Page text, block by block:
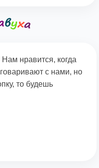
нравится, когда
с нами, но
то будешь